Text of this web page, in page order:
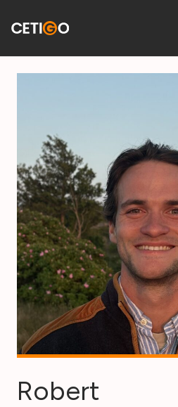
Robert